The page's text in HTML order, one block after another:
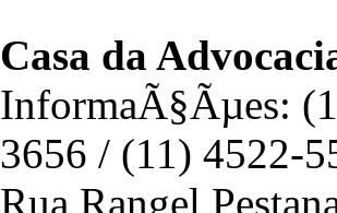
Casa da
InformaÃ§Ãµes:
3656 / (11) 4522-
Rua Rangel